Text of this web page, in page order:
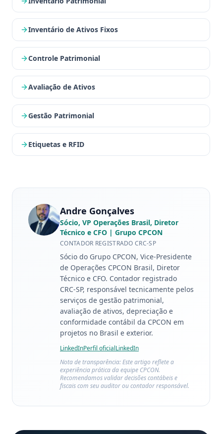
Inventário de Ativos Fixos
Controle Patrimonial
Avaliação de Ativos
Gestão Patrimonial
Etiquetas e RFID
Andre Gonçalves
Sócio, VP Operações Brasil, Diretor
Técnico e CFO | Grupo CPCON
CONTADOR REGISTRADO CRC-SP
Sócio do Grupo CPCON, Vice-Presidente
de Operações CPCON Brasil, Diretor
Técnico e CFO. Contador registrado
CRC-SP, responsável tecnicamente pelos
serviços de gestão patrimonial,
avaliação de ativos, depreciação e
conformidade contábil da CPCON em
projetos no Brasil e exterior.
LinkedInPerfil oficialLinkedIn
Nota de transparência: Este artigo reflete a
experiência prática da equipe CPCON.
Recomendamos validar decisões contábeis e
fiscais com seu auditor ou contador responsável.